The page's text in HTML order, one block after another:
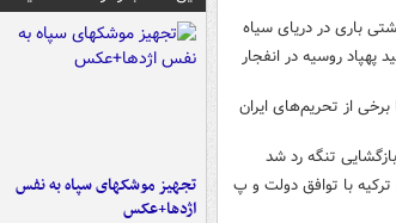
پهپاد روسیه در انفجار
برخی از تحریم‌های ایران
تنگه رد شد
با توافق دولت و پ
تجهیز موشکهای سپاه به نفس
اژدها+عکس